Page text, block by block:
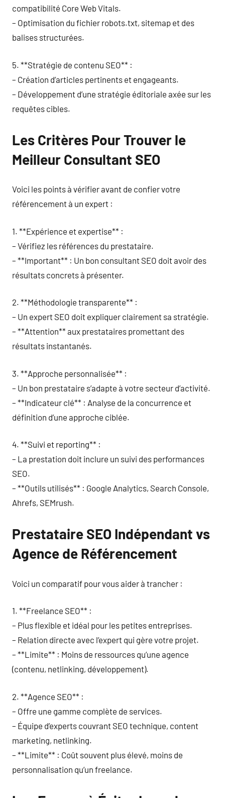
compatibilité Core Web Vitals.
– Optimisation du fichier robots.txt, sitemap et des
balises structurées.
5. **Stratégie de contenu SEO** :
– Création d’articles pertinents et engageants.
– Développement d’une stratégie éditoriale axée sur les
requêtes cibles.
Les Critères Pour Trouver le
Meilleur Consultant SEO
Voici les points à vérifier avant de confier votre
référencement à un expert :
1. **Expérience et expertise** :
– Vérifiez les références du prestataire.
– **Important** : Un bon consultant SEO doit avoir des
résultats concrets à présenter.
2. **Méthodologie transparente** :
– Un expert SEO doit expliquer clairement sa stratégie.
– **Attention** aux prestataires promettant des
résultats instantanés.
3. **Approche personnalisée** :
– Un bon prestataire s’adapte à votre secteur d’activité.
– **Indicateur clé** : Analyse de la concurrence et
définition d’une approche ciblée.
4. **Suivi et reporting** :
– La prestation doit inclure un suivi des performances
SEO.
– **Outils utilisés** : Google Analytics, Search Console,
Ahrefs, SEMrush.
Prestataire SEO Indépendant vs
Agence de Référencement
Voici un comparatif pour vous aider à trancher :
1. **Freelance SEO** :
– Plus flexible et idéal pour les petites entreprises.
– Relation directe avec l’expert qui gère votre projet.
– **Limite** : Moins de ressources qu’une agence
(contenu, netlinking, développement).
2. **Agence SEO** :
– Offre une gamme complète de services.
– Équipe d’experts couvrant SEO technique, content
marketing, netlinking.
– **Limite** : Coût souvent plus élevé, moins de
personnalisation qu’un freelance.